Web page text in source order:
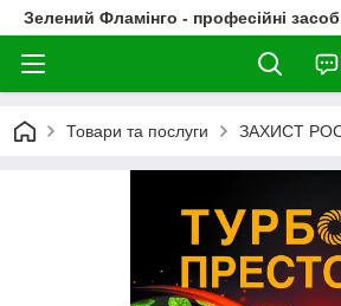
Зелений Фламінго - професійні
Товари та послуги ЗАХИСТ